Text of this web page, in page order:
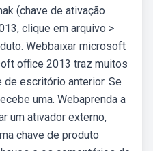
(chave de ativação
clique em arquivo >
Webbaixar microsoft
office 2013 traz muitos
escritório anterior. Se
uma. Webaprenda a
um ativador externo,
chave de produto